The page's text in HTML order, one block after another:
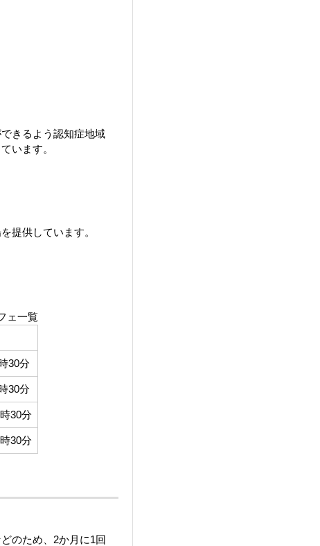
きるよう認知症地域
います。
提供しています。
ェ一覧
30分
30分
30分
30分
のため、2か月に1回